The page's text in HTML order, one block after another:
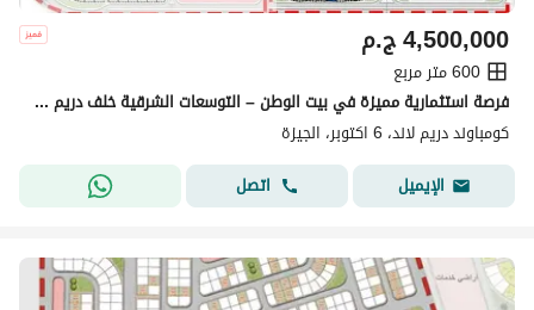
ج.م4,500,000
600 متر مربع
فرصة استثمارية مميزة في بيت الوطن – التوسعات الشرقية خلف دريم لاند وبجوار ماونتن فيو وبالم هيلز ونيو جيزه
كومباوند دريم لاند، 6 اكتوبر، الجيزة
الإيميل
اتصل